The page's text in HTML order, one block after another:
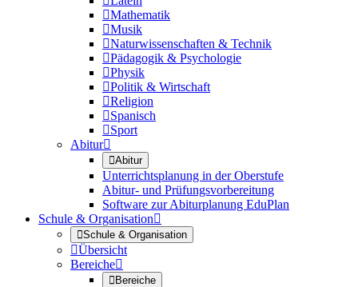
Mathematik
Musik
Naturwissenschaften & Technik
Pädagogik & Psychologie
Physik
Politik & Wirtschaft
Religion
Spanisch
Sport
Abitur
Abitur
Unterrichtsplanung in der Oberstufe
Abitur- und Prüfungsvorbereitung
Software zur Abiturplanung EduPlan
Schule & Organisation
Schule & Organisation
Übersicht
Bereiche
Bereiche